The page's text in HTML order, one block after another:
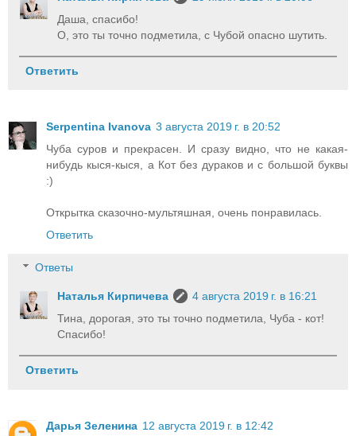
Даша, спасибо!
О, это ты точно подметила, с Чубой опасно шутить.
Ответить
Serpentina Ivanova 3 августа 2019 г. в 20:52
Чуба суров и прекрасен. И сразу видно, что не какая-
нибудь кыся-кыся, а Кот без дураков и с большой буквы
:)
Открытка сказочно-мультяшная, очень понравилась.
Ответить
Ответы
Наталья Кирпичева
4 августа 2019 г. в 16:21
Тина, дорогая, это ты точно подметила, Чуба - кот!
Спасибо!
Ответить
Дарья Зеленина 12 августа 2019 г. в 12:42